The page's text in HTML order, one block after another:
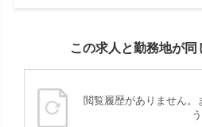
この求人と勤務地が同
閲覧履歴がありません。
う